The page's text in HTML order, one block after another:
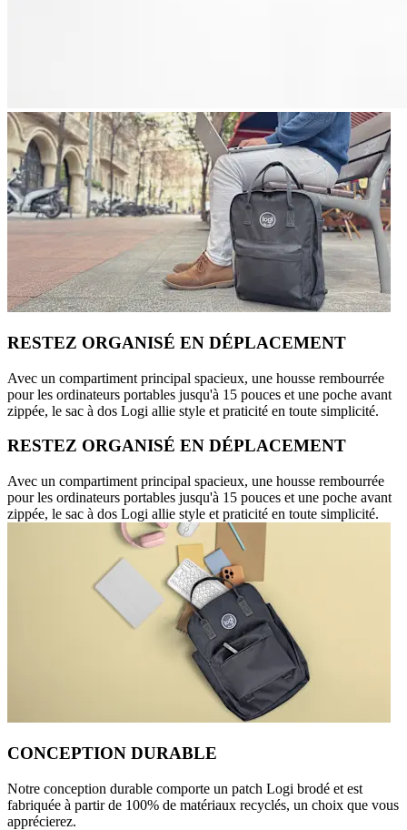
RESTEZ ORGANISÉ EN DÉPLACEMENT
Avec un compartiment principal spacieux, une housse rembourrée
pour les ordinateurs portables jusqu'à 15 pouces et une poche avant
zippée, le sac à dos Logi allie style et praticité en toute simplicité.
RESTEZ ORGANISÉ EN DÉPLACEMENT
Avec un compartiment principal spacieux, une housse rembourrée
pour les ordinateurs portables jusqu'à 15 pouces et une poche avant
zippée, le sac à dos Logi allie style et praticité en toute simplicité.
CONCEPTION DURABLE
Notre conception durable comporte un patch Logi brodé et est
fabriquée à partir de 100% de matériaux recyclés, un choix que vous
apprécierez.